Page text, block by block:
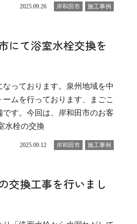
2025.09.26 岸和田市 施工事例
にて浴室水栓交換を
っております。泉州地域を中
ムを行っております、まごこ
す。今回は、岸和田市のお客
水栓の交換
2025.09.12 岸和田市 施工事例
交換工事を行いまし